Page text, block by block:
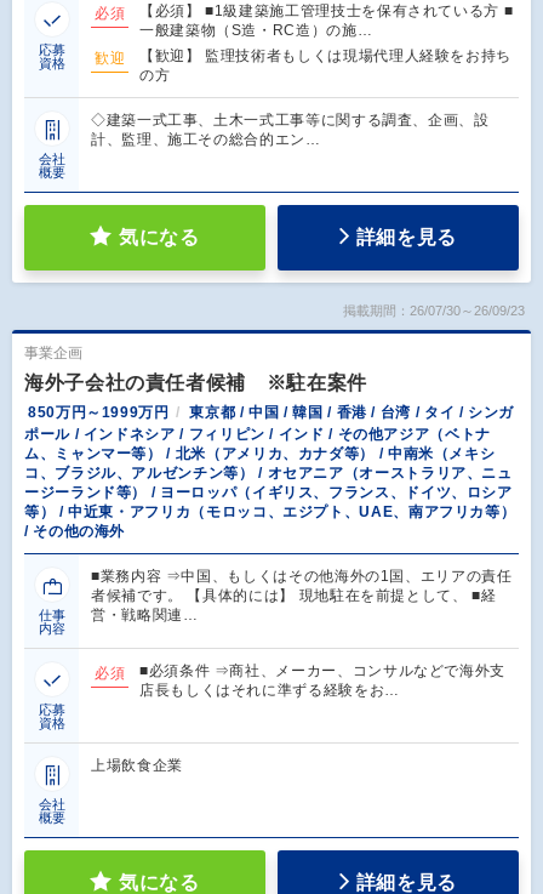
応募
資格
必須
【必須】 ■1級建築施工管理技士を保有されている方 ■
一般建築物（S造・RC造）の施…
歓迎
【歓迎】 監理技術者もしくは現場代理人経験をお持ち
の方
会社
概要
◇建築一式工事、土木一式工事等に関する調査、企画、設
計、監理、施工その総合的エン…
気になる 詳細を見る
掲載期間：26/07/30～26/09/23
事業企画
海外子会社の責任者候補 ※駐在案件
850万円～1999万円
東京都 / 中国 / 韓国 / 香港 / 台湾 / タイ / シンガ
ポール / インドネシア / フィリピン / インド / その他アジア（ベトナ
ム、ミャンマー等） / 北米（アメリカ、カナダ等） / 中南米（メキシ
コ、ブラジル、アルゼンチン等） / オセアニア（オーストラリア、ニュ
ージーランド等） / ヨーロッパ（イギリス、フランス、ドイツ、ロシア
等） / 中近東・アフリカ（モロッコ、エジプト、UAE、南アフリカ等）
/ その他の海外
仕事
内容
■業務内容 ⇒中国、もしくはその他海外の1国、エリアの責任
者候補です。 【具体的には】 現地駐在を前提として、 ■経
営・戦略関連…
応募
資格
必須
■必須条件 ⇒商社、メーカー、コンサルなどで海外支
店長もしくはそれに準ずる経験をお…
会社
概要
上場飲食企業
気になる 詳細を見る